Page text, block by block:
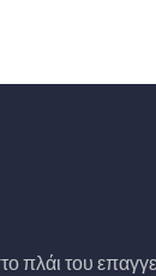
πλάι του